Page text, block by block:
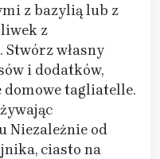
z bazylią lub z
z
własny
i dodatków,
tagliatelle.
Niezależnie od
ciasto na